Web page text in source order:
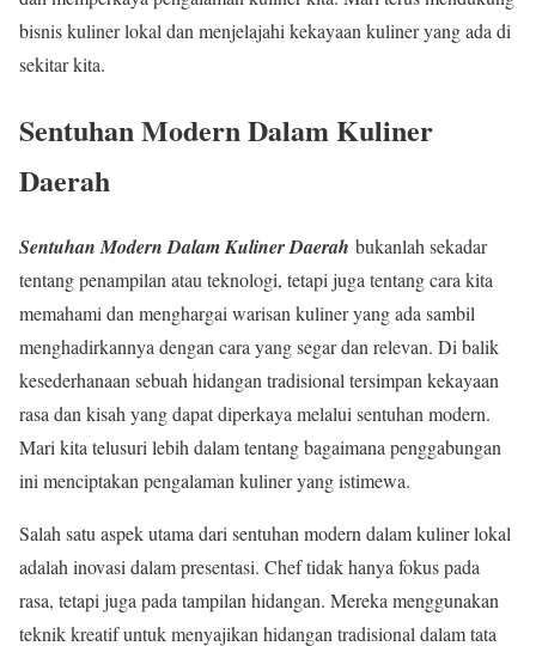
bisnis kuliner lokal dan menjelajahi kekayaan kuliner yang ada di
sekitar kita.
Sentuhan Modern Dalam Kuliner
Daerah
Sentuhan Modern Dalam Kuliner Daerah bukanlah sekadar
tentang penampilan atau teknologi, tetapi juga tentang cara kita
memahami dan menghargai warisan kuliner yang ada sambil
menghadirkannya dengan cara yang segar dan relevan. Di balik
kesederhanaan sebuah hidangan tradisional tersimpan kekayaan
rasa dan kisah yang dapat diperkaya melalui sentuhan modern.
Mari kita telusuri lebih dalam tentang bagaimana penggabungan
ini menciptakan pengalaman kuliner yang istimewa.
Salah satu aspek utama dari sentuhan modern dalam kuliner lokal
adalah inovasi dalam presentasi. Chef tidak hanya fokus pada
rasa, tetapi juga pada tampilan hidangan. Mereka menggunakan
teknik kreatif untuk menyajikan hidangan tradisional dalam tata